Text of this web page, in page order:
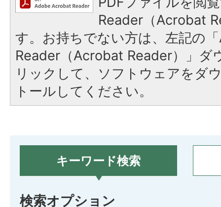
Reader（Acrobat
す。お持ちでない方は、左記の
Reader（Acrobat Reader）」ダ
リックして、ソフトウェアをダ
トールしてください。
キーワード検索
検索オプション